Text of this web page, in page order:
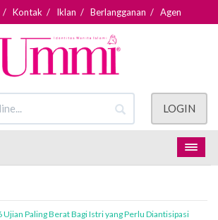
/ Kontak / Iklan / Berlangganan / Agen
LOGIN
Ujian Paling Berat Bagi Istri yang Perlu Diantisipasi